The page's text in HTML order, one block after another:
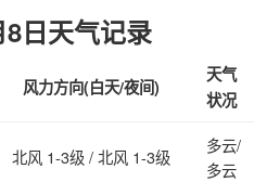
日天气记录
风力方向(白天/夜间)
天气
状况
北风 1-3级 / 北风 1-3级
多云/
多云